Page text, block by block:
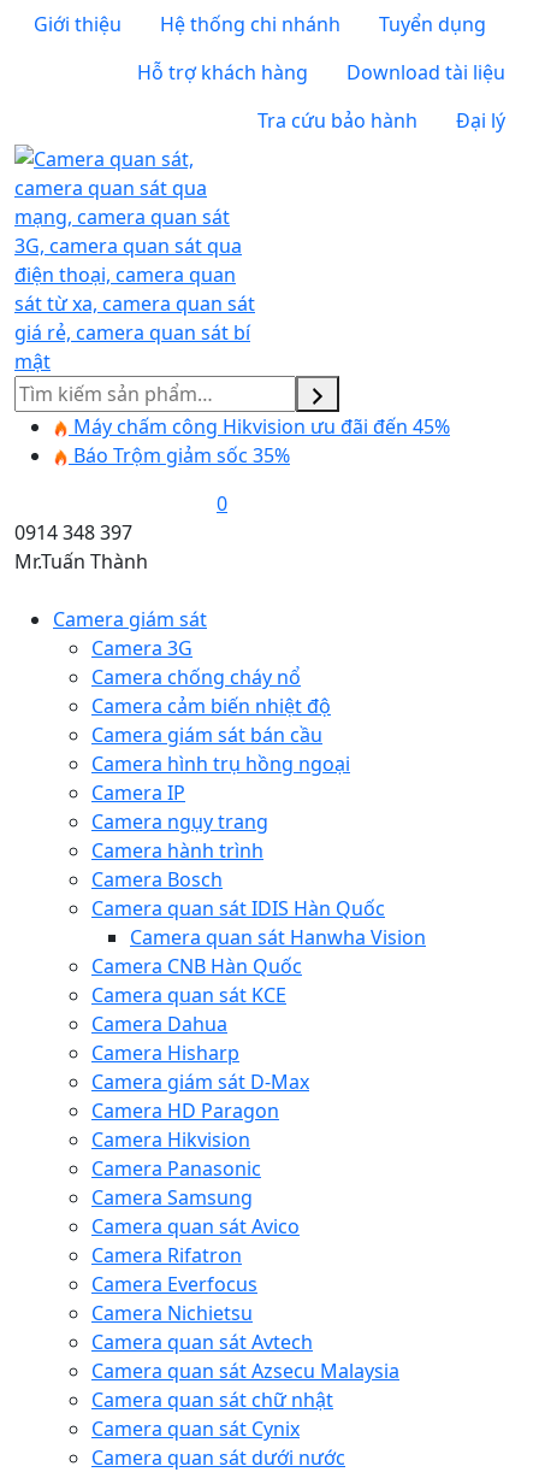
Giới thiệu Hệ thống chi nhánh
Tuyển dụng
Hỗ trợ khách hàng
Download tài liệu
Tra cứu bảo hành
Đại lý
Tìm
kiếm
Máy chấm công Hikvision ưu đãi đến 45%
Báo Trộm giảm sốc 35%
0
0914 348 397
Mr.Tuấn Thành
Camera giám sát
Camera 3G
Camera chống cháy nổ
Camera cảm biến nhiệt độ
Camera giám sát bán cầu
Camera hình trụ hồng ngoại
Camera IP
Camera ngụy trang
Camera hành trình
Camera Bosch
Camera quan sát IDIS Hàn Quốc
Camera quan sát Hanwha Vision
Camera CNB Hàn Quốc
Camera quan sát KCE
Camera Dahua
Camera Hisharp
Camera giám sát D-Max
Camera HD Paragon
Camera Hikvision
Camera Panasonic
Camera Samsung
Camera quan sát Avico
Camera Rifatron
Camera Everfocus
Camera Nichietsu
Camera quan sát Avtech
Camera quan sát Azsecu Malaysia
Camera quan sát chữ nhật
Camera quan sát Cynix
Camera quan sát dưới nước